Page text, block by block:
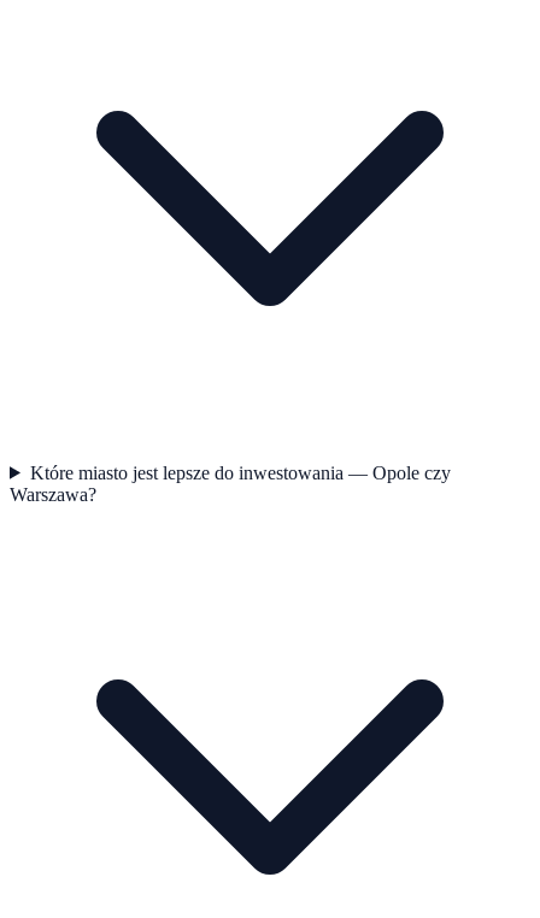
Które miasto jest lepsze do inwestowania — Opole czy
Warszawa?